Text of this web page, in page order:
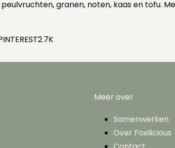
granen, noten, kaas en tofu.
2.7K
Meer over
Samenwerken
Over Foxilicious